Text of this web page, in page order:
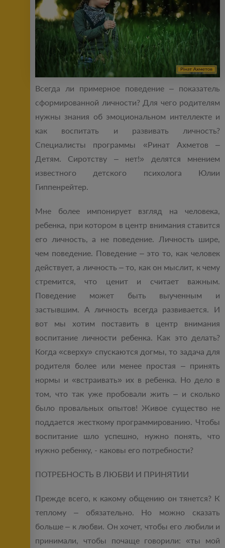
Всегда ли примерное поведение – показатель
сформированной личности? Для чего родителям
нужны знания об эмоциональном интеллекте и
как воспитать и развивать личность?
Специалисты программы «Ринат Ахметов –
Детям. Сиротству – нет!» делятся мнением
известного детского психолога Юлии
Гиппенрейтер.
Мне более импонирует взгляд на человека,
ребенка, при котором в центр внимания ставится
его личность, а не поведение. Личность шире,
чем поведение. Поведение – это то, как человек
действует, а личность – то, как он мыслит, к чему
стремится, что ценит и считает важным.
Поведение может быть выученным и
застывшим. А личность всегда развивается. И
вот мы хотим поставить в центр внимания
воспитание личности ребенка. Как это делать?
Когда «сверху» спускаются догмы, то задача для
родителя более или менее простая – принять
нормы и «встраивать» их в ребенка. Но дело в
том, что так уже пробовали жить – и сколько
было провальных опытов! Живое существо не
поддается жесткому программированию. Чтобы
воспитание шло успешно, нужно понять, что
нужно ребенку, - каковы его потребности?
ПОТРЕБНОСТЬ В ЛЮБВИ И ПРИНЯТИИ
Прежде всего, к какому общению он тянется? К
теплому – обязательно. Но можно сказать
больше – к любви. Он хочет, чтобы его любили и
принимали, чтобы почаще говорили: «ты мой